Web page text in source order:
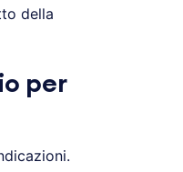
della
per